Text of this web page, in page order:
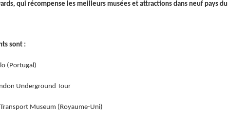
qui récompense les meilleurs musées et attractions dans neuf pays du
sont :
(Portugal)
Underground Tour
Museum (Royaume-Uni)